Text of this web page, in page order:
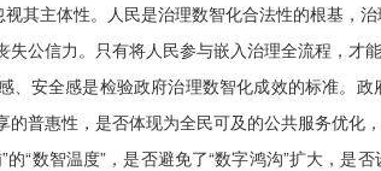
其主体性。人民是治理数智化合法性的根基，
公信力。只有将人民参与嵌入治理全流程，才
、安全感是检验政府治理数智化成效的标准。
普惠性，是否体现为全民可及的公共服务优化
“数智温度”，是否避免了“数字鸿沟”扩大，是